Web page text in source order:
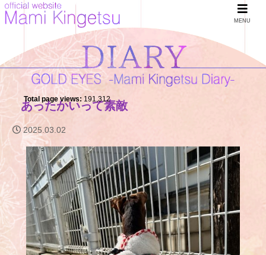
Total page views: 191,312
あったかいって素敵
2025.03.02
MENU